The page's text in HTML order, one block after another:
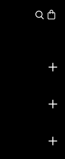
Search